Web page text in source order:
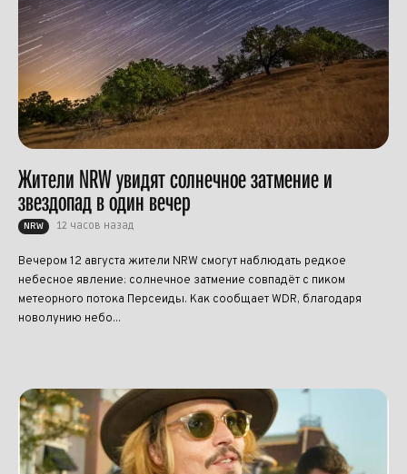
Жители NRW увидят солнечное затмение и
звездопад в один вечер
NRW 12 часов назад
Вечером 12 августа жители NRW смогут наблюдать редкое
небесное явление: солнечное затмение совпадёт с пиком
метеорного потока Персеиды. Как сообщает WDR, благодаря
новолунию небо...